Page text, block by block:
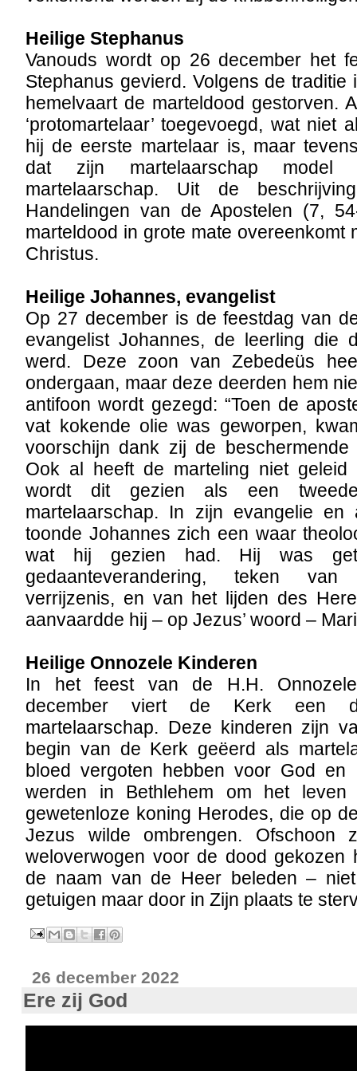
Heilige Stephanus
Vanouds wordt op 26 december het
Stephanus gevierd. Volgens de traditie
hemelvaart de marteldood gestorven.
‘protomartelaar’ toegevoegd, wat niet
hij de eerste martelaar is, maar
dat zijn martelaarschap
martelaarschap. Uit de
Handelingen van de Apostelen (7,
marteldood in grote mate overeenkomt
Christus.
Heilige Johannes, evangelist
Op 27 december is de feestdag van
evangelist Johannes, de leerling die
werd. Deze zoon van Zebedeüs
ondergaan, maar deze deerden hem
antifoon wordt gezegd: “Toen de
vat kokende olie was geworpen,
voorschijn dank zij de beschermende
Ook al heeft de marteling niet
wordt dit gezien als een
martelaarschap. In zijn evangelie en
toonde Johannes zich een waar
wat hij gezien had. Hij was
gedaanteverandering, teken
verrijzenis, en van het lijden des
aanvaardde hij – op Jezus’ woord –
Heilige Onnozele Kinderen
In het feest van de H.H.
december viert de Kerk een
martelaarschap. Deze kinderen zijn
begin van de Kerk geëerd als
bloed vergoten hebben voor God
werden in Bethlehem om het
gewetenloze koning Herodes, die op
Jezus wilde ombrengen. Ofschoon
weloverwogen voor de dood gekozen
de naam van de Heer beleden –
getuigen maar door in Zijn plaats te
26 december 2022
Ere zij God